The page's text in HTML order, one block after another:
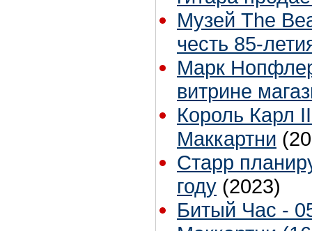
Музей The
честь 85-
Марк
витрине
Король Карл
Маккартни
Старр
году (2023)
Битый Час -